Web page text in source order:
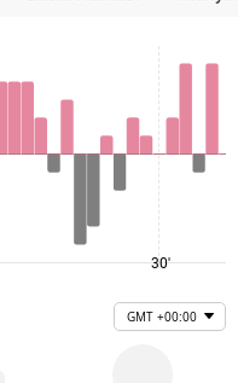
30'
GMT +00:00